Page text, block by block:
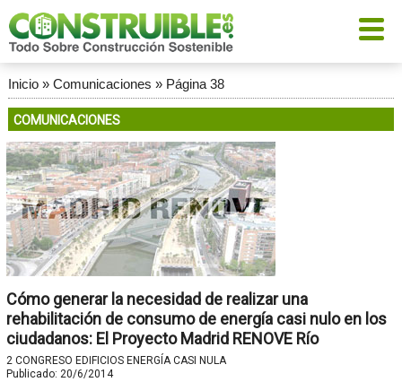
Inicio» Comunicaciones » Página 38
COMUNICACIONES
Cómo generar la necesidad de realizar una
rehabilitación de consumo de energía casi nulo en los
ciudadanos: El Proyecto Madrid RENOVE Río
2 CONGRESO EDIFICIOS ENERGÍA CASI NULA
Publicado: 20/6/2014